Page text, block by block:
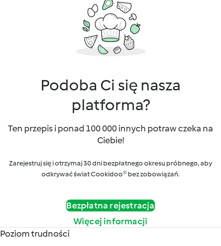
Podoba Ci się nasza
platforma?
Ten przepis i ponad 100 000 innych potraw czeka na
Ciebie!
Zarejestruj się i otrzymaj 30 dni bezpłatnego okresu próbnego, aby
odkrywać świat Cookidoo® bez zobowiązań.
Bezpłatna rejestracja
Więcej informacji
Poziom trudności